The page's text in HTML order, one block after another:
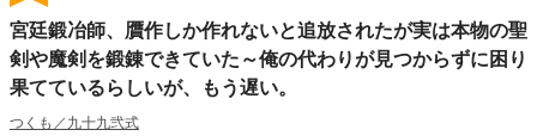
去を変える為奮闘するのだった……。
宮廷鍛冶師、贋作しか作れないと追放されたが実は本物の聖
剣や魔剣を鍛錬できていた～俺の代わりが見つからずに困り
果てているらしいが、もう遅い。
つくも／九十九弐式